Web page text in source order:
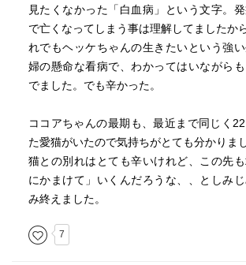
見たくなかった「白血病」という文字。
で亡くなってしまう事は理解してましたか
れでもヘッケちゃんの生きたいという強
婦の懸命な看病で、わかってはいながら
でました。でも辛かった。
ココアちゃんの最期も、最近まで同じく
た愛猫がいたので気持ちがとても分かりまし
猫との別れはとても辛いけれど、この先
にかまけて」いくんだろうな、、としみ
み終えました。
7